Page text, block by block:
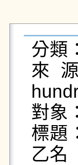
分類
來
對象
標題
乙名